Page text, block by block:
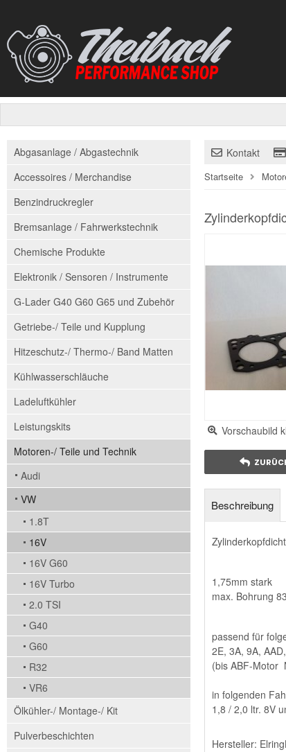
Kontakt
Startseite
Vorschaubild
Beschreibung
1,75mm stark
max. Bohrung
passend für
2E, 3A, 9A,
(bis ABF-Motor
in folgenden
1,8 / 2,0 ltr. 8V
Hersteller:
Abgasanlage / Abgastechnik
Accessoires / Merchandise
Benzindruckregler
Bremsanlage / Fahrwerkstechnik
Chemische Produkte
Elektronik / Sensoren / Instrumente
G-Lader G40 G60 G65 und Zubehör
Getriebe-/ Teile und Kupplung
Hitzeschutz-/ Thermo-/ Band Matten
Kühlwasserschläuche
Ladeluftkühler
Leistungskits
Motoren-/ Teile und Technik
Audi
VW
1.8T
16V
16V G60
16V Turbo
2.0 TSI
G40
G60
R32
VR6
Ölkühler-/ Montage-/ Kit
Pulverbeschichten